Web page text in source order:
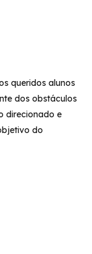
queridos alunos
dos obstáculos
direcionado e
do